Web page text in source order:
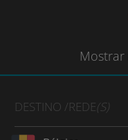
Mostrar
DESTINO /REDE(S)